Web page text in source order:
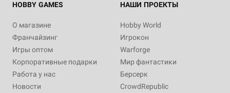
HOBBY GAMES
О магазине
Франчайзинг
Игры оптом
Корпоративные подарки
Работа у нас
Новости
НАШИ ПРОЕКТЫ
Hobby World
Игрокон
Warforge
Мир фантастики
Берсерк
CrowdRepublic